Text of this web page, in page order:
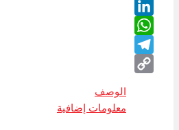
Twitter
LinkedIn
WhatsApp
Telegram
الوصف
معلومات إضافية